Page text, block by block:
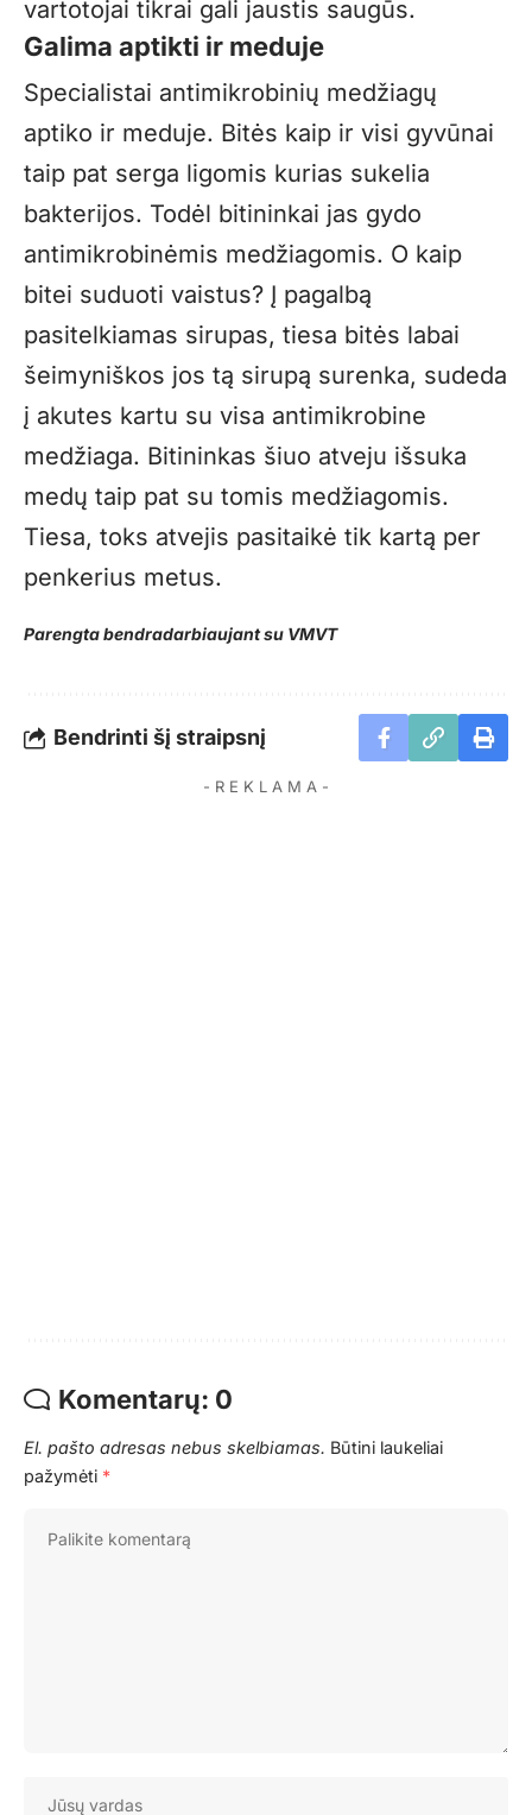
vartotojai tikrai gali jaustis saugūs.
Galima aptikti ir meduje
Specialistai antimikrobinių medžiagų
aptiko ir meduje. Bitės kaip ir visi gyvūnai
taip pat serga ligomis kurias sukelia
bakterijos. Todėl bitininkai jas gydo
antimikrobinėmis medžiagomis. O kaip
bitei suduoti vaistus? Į pagalbą
pasitelkiamas sirupas, tiesa bitės labai
šeimyniškos jos tą sirupą surenka, sudeda
į akutes kartu su visa antimikrobine
medžiaga. Bitininkas šiuo atveju išsuka
medų taip pat su tomis medžiagomis.
Tiesa, toks atvejis pasitaikė tik kartą per
penkerius metus.
Parengta bendradarbiaujant su VMVT
Bendrinti šį straipsnį
- R E K L A M A -
Komentarų: 0
El. pašto adresas nebus skelbiamas. Būtini laukeliai
pažymėti *